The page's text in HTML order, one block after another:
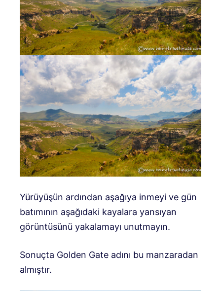
Yürüyüşün ardından aşağıya inmeyi ve gün
batımının aşağıdaki kayalara yansıyan
görüntüsünü yakalamayı unutmayın.
Sonuçta Golden Gate adını bu manzaradan
almıştır.